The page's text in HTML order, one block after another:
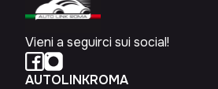
Vieni a seguirci sui social!
AUTOLINKROMA